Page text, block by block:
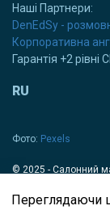
Переглядаючи
Наші Партнери:
DenEdSy -
Корпоративна
Гарантія +2 рівні
RU
Фото: Pexels
© 2025 - Салонний